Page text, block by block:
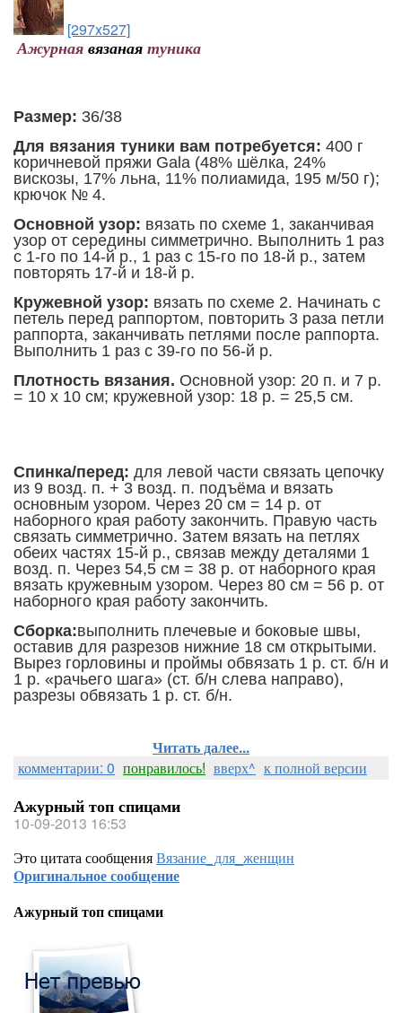
[297x527]
Ажурнаявязанаятуника
Размер: 36/38
Для вязания туники вам потребуется: 400 г
коричневой пряжи Gala (48% шёлка, 24%
вискозы, 17% льна, 11% полиамида, 195 м/50 г);
крючок № 4.
Основной узор: вязать по схеме 1, заканчивая
узор от середины симметрично. Выполнить 1 раз
с 1-го по 14-й р., 1 раз с 15-го по 18-й р., затем
повторять 17-й и 18-й р.
Кружевной узор: вязать по схеме 2. Начинать с
петель перед раппортом, повторить 3 раза петли
раппорта, заканчивать петлями после раппорта.
Выполнить 1 раз с 39-го по 56-й р.
Плотность вязания. Основной узор: 20 п. и 7 р.
= 10 х 10 см; кружевной узор: 18 р. = 25,5 см.
Спинка/перед: для левой части связать цепочку
из 9 возд. п. + 3 возд. п. подъёма и вязать
основным узором. Через 20 см = 14 р. от
наборного края работу закончить. Правую часть
связать симметрично. Затем вязать на петлях
обеих частях 15-й р., связав между деталями 1
возд. п. Через 54,5 см = 38 р. от наборного края
вязать кружевным узором. Через 80 см = 56 р. от
наборного края работу закончить.
Сборка:выполнить плечевые и боковые швы,
оставив для разрезов нижние 18 см открытыми.
Вырез горловины и проймы обвязать 1 р. ст. б/н и
1 р. «рачьего шага» (ст. б/н слева направо),
разрезы обвязать 1 р. ст. б/н.
Читать далее...
комментарии: 0 понравилось! вверх^ к полной версии
Ажурный топ спицами
10-09-2013 16:53
Это цитата сообщенияВязание_для_женщин
Оригинальное сообщение
Ажурный топ спицами